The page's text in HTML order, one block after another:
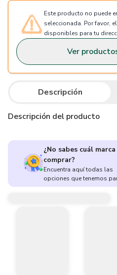
Este producto no puede
seleccionada. Por favor,
disponibles para tu
Ver
Descripción
Descripción del producto
¿No sabes cuál marca
comprar?
Encuentra aquí todas las
opciones que tenemos